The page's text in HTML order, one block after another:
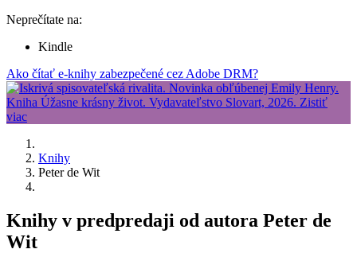
Neprečítate na:
Kindle
Ako čítať e-knihy zabezpečené cez Adobe DRM?
Knihy
Peter de Wit
Knihy v predpredaji od autora Peter de
Wit